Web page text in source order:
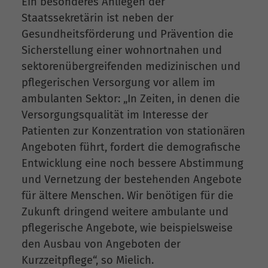
Staatssekretärin ist neben der
Gesundheitsförderung und Prävention die
Sicherstellung einer wohnortnahen und
sektorenübergreifenden medizinischen und
pflegerischen Versorgung vor allem im
ambulanten Sektor: „In Zeiten, in denen die
Versorgungsqualität im Interesse der
Patienten zur Konzentration von stationären
Angeboten führt, fordert die demografische
Entwicklung eine noch bessere Abstimmung
und Vernetzung der bestehenden Angebote
für ältere Menschen. Wir benötigen für die
Zukunft dringend weitere ambulante und
pflegerische Angebote, wie beispielsweise
den Ausbau von Angeboten der
Kurzzeitpflege“, so Mielich.